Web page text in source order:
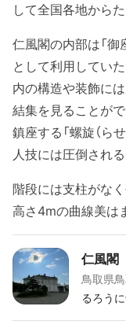
して全国各地から
仁風閣の内部は「御
として利用してい
内の構造や装飾に
結集を見ることが
鎮座する「螺旋（ら
人技には圧倒され
階段には支柱がな
高さ4mの曲線美は
仁風閣
鳥取県
るろう